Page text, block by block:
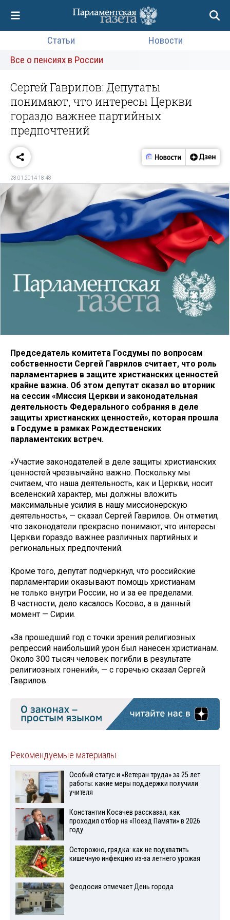
Статьи
Новости
Все о пенсиях в России
Сергей Гаврилов: Депутаты
понимают, что интересы Церкви
гораздо важнее партийных
предпочтений
28.01.2014 18:48
Председатель комитета Госдумы по вопросам
собственности Сергей Гаврилов считает, что роль
парламентариев в защите христианских ценностей
крайне важна. Об этом депутат сказал во вторник
на сессии «Миссия Церкви и законодательная
деятельность Федерального собрания в деле
защиты христианских ценностей», которая прошла
в Госдуме в рамках Рождественских
парламентских встреч.
«Участие законодателей в деле защиты христианских
ценностей чрезвычайно важно. Поскольку мы
считаем, что наша деятельность, как и Церкви, носит
вселенский характер, мы должны вложить
максимальные усилия в нашу миссионерскую
деятельность», — сказал Сергей Гаврилов. Он отметил,
что законодатели прекрасно понимают, что интересы
Церкви гораздо важнее различных партийных и
региональных предпочтений.
Кроме того, депутат подчеркнул, что российские
парламентарии оказывают помощь христианам
не только внутри России, но и за ее пределами.
В частности, дело касалось Косово, а в данный
момент — Сирии.
«За прошедший год с точки зрения религиозных
репрессий наибольший урон был нанесен христианам.
Около 300 тысяч человек погибли в результате
религиозных гонений», — с горечью сказал Сергей
Гаврилов.
Рекомендуемые материалы
Особый статус и «Ветеран труда» за 25 лет
работы: какие меры поддержки получили
учителя
Константин Косачев рассказал, как
проходил отбор на «Поезд Памяти» в 2026
году
Осторожно, грядка: как не подхватить
кишечную инфекцию из-за летнего урожая
Феодосия отмечает День города